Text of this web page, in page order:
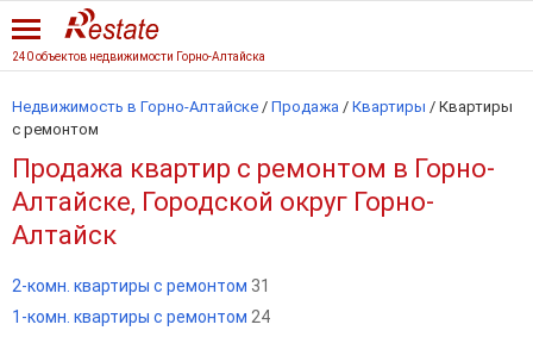
240 объектов недвижимости Горно-Алтайска
Недвижимость в Горно-Алтайске / Продажа / Квартиры / Квартиры
с ремонтом
Продажа квартир с ремонтом в Горно-
Алтайске, Городской округ Горно-
Алтайск
2-комн. квартиры с ремонтом 31
1-комн. квартиры с ремонтом 24